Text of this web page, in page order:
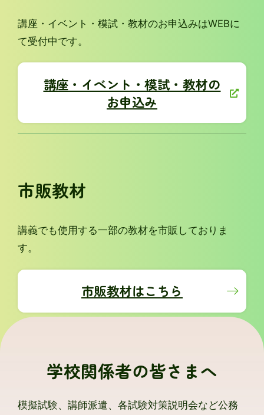
講座・イベント・模試・教材のお申込みはWEBに
て受付中です。
講座・イベント・模試・教材の
お申込み
市販教材
講義でも使用する一部の教材を市販しておりま
す。
市販教材はこちら
学校関係者の皆さまへ
模擬試験、講師派遣、各試験対策説明会など公務